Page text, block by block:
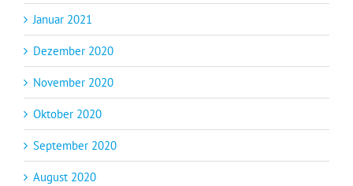
Januar 2021
Dezember 2020
November 2020
Oktober 2020
September 2020
August 2020